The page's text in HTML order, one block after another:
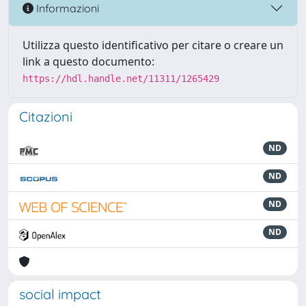
Informazioni
Utilizza questo identificativo per citare o creare un
link a questo documento:
https://hdl.handle.net/11311/1265429
Citazioni
ND
ND
ND
ND
social impact